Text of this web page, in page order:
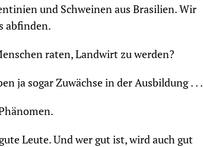
und Schweinen aus Brasilien. Wir
abfinden.
raten, Landwirt zu werden?
ja sogar Zuwächse in der Ausbildung . . .
Leute. Und wer gut ist, wird auch gut